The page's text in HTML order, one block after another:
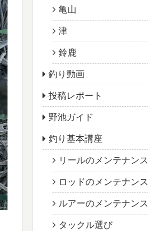
亀山
津
鈴鹿
釣り動画
投稿レポート
野池ガイド
釣り基本講座
リールのメンテナンス
ロッドのメンテナンス
ルアーのメンテナンス
タックル選び